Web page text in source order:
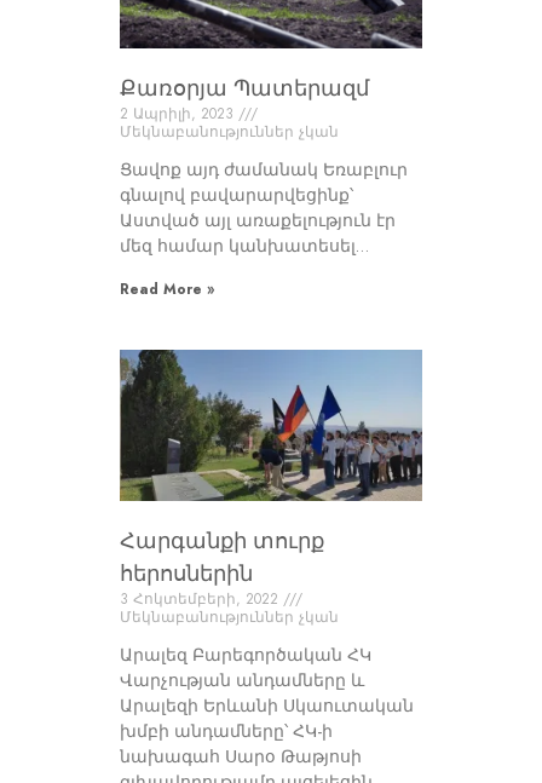
Քառօրյա Պատերազմ
2 Ապրիլի, 2023
Մեկնաբանություններ չկան
Ցավոք այդ ժամանակ Եռաբլուր
գնալով բավարարվեցինք՝
Աստված այլ առաքելություն էր
մեզ համար կանխատեսել…
Read More »
Հարգանքի տուրք
հերոսներին
3 Հոկտեմբերի, 2022
Մեկնաբանություններ չկան
Արալեզ Բարեգործական ՀԿ
Վարչության անդամները և
Արալեզի Երևանի Սկաուտական
խմբի անդամները՝ ՀԿ-ի
նախագահ Սարօ Թաթյոսի